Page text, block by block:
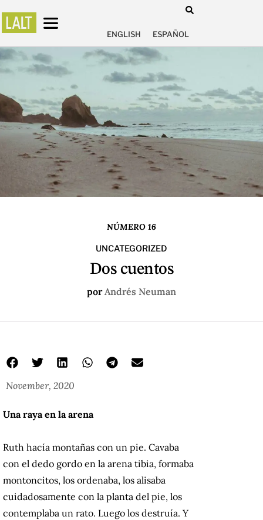
ENGLISH ESPAÑOL
NÚMERO 16
UNCATEGORIZED
Dos cuentos
por Andrés Neuman
November, 2020
Una raya en la arena
Ruth hacía montañas con un pie. Cavaba
con el dedo gordo en la arena tibia, formaba
montoncitos, los ordenaba, los alisaba
cuidadosamente con la planta del pie, los
contemplaba un rato. Luego los destruía. Y